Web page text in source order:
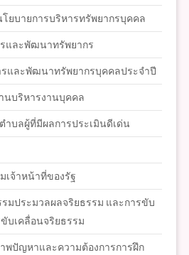
ยบายการบริหารทรัพยากรบุคคล
และพัฒนาทรัพยากร
รและพัฒนาทรัพยากรบุคคลประจำปี
นบริหารงานบุคคล
บลผู้ที่มีผลการประเมินดีเด่น
เจ้าหน้าที่ของรัฐ
มประมวลผลจริยธรรม และการขับ
บเคลื่อนจริยธรรม
พปัญหาและความต้องการการฝึก